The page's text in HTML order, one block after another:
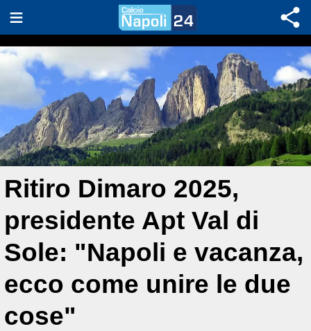
Ritiro Dimaro 2025,
presidente Apt Val di
Sole: "Napoli e vacanza,
ecco come unire le due
cose"